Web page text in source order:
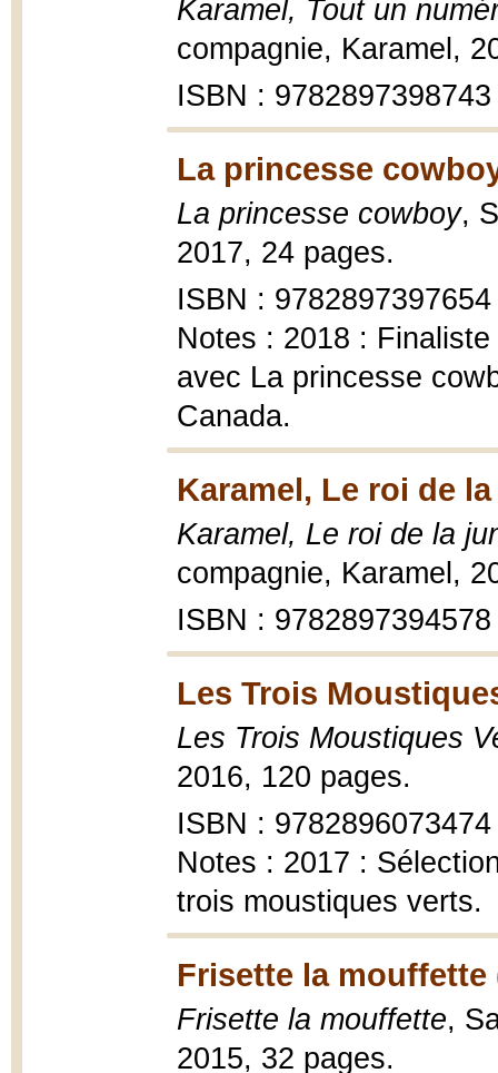
Karamel, Tout un
compagnie, Karamel,
ISBN : 9782897398743
La princesse
La princesse cowboy,
2017, 24 pages.
ISBN : 9782897397654
Notes : 2018 :
avec La princesse
Canada.
Karamel, Le roi de
Karamel, Le roi de la
compagnie, Karamel,
ISBN : 9782897394578
Les Trois
Les Trois Moustiques
2016, 120 pages.
ISBN : 9782896073474
Notes : 2017 :
trois moustiques verts.
Frisette la mouffette
Frisette la mouffette,
2015, 32 pages.